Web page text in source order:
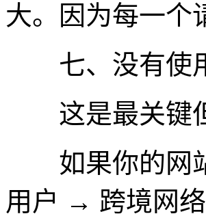
大。因为每一个
七、没有使
这是最关键但
如果你的网站
用户 → 跨境网